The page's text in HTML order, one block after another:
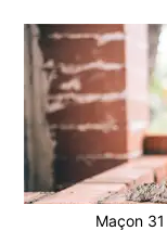
Maçon 31